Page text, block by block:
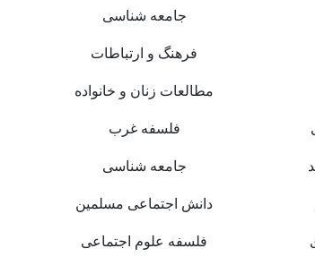
جامعه شناسی
فرهنگ و ارتباطات
مطالعات زنان و خانواده
فلسفه غرب
جامعه شناسی
دانش اجتماعی مسلمین
فلسفه علوم اجتماعی